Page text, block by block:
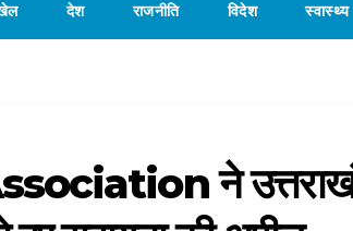
देश राजनीति विदेश स्वास्थ्य
ने